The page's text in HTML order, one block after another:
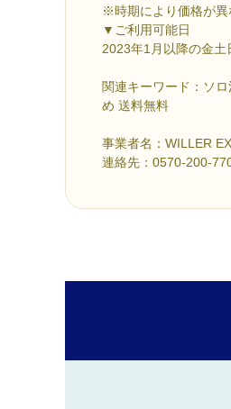
※時期により価格が異
▼ご利用可能日
2023年1月以降の金
関連キーワード：ソ
め 送料無料
事業者名：WILLER
連絡先：0570-200-